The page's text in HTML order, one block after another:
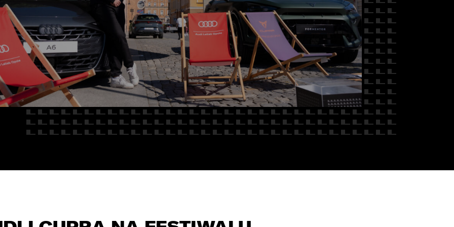
Car detailing
Stacja kontroli pojazdów
Serwis mechaniczny
Sprawdzenie samochodu
Fakturatka
Ubezpieczenia
NAPISZ DO NAS